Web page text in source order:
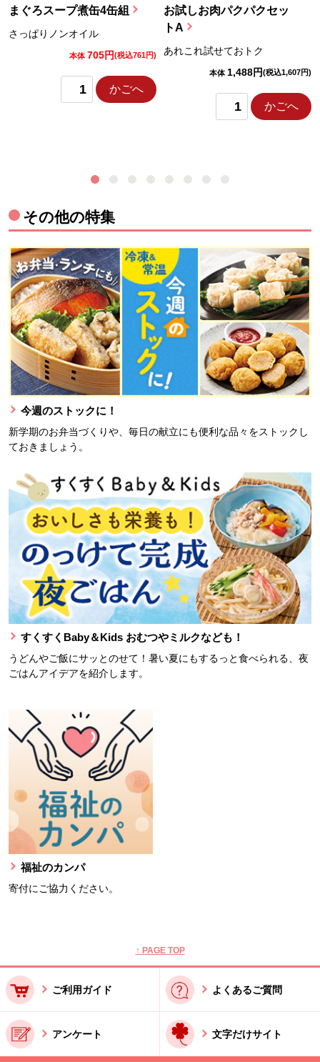
まぐろスープ煮缶4缶組
さっぱりノンオイル
本体 705円(税込761円)
かごへ
お試しお肉パクパクセッ
トA
あれこれ試せておトク
本体 1,488円(税込1,607円)
かごへ
その他の特集
今週のストックに！
新学期のお弁当づくりや、毎日の献立にも便利な品々をストックし
ておきましょう。
すくすくBaby＆Kids おむつやミルクなども！
うどんやご飯にサッとのせて！暑い夏にもするっと食べられる、夜
ごはんアイデアを紹介します。
福祉のカンパ
寄付にご協力ください。
↑ PAGE TOP
ご利用ガイド よくあるご質問
アンケート 文字だけサイト